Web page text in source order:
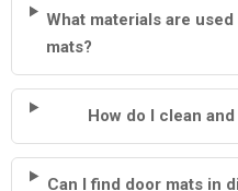
What materials are
mats?
How do I clean
Can I find door mats in